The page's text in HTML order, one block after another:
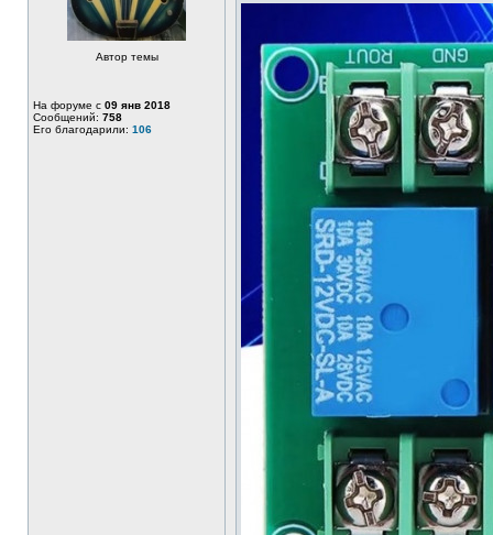
Автор темы
На форуме с 09 янв 2018
Сообщений: 758
Его благодарили: 106